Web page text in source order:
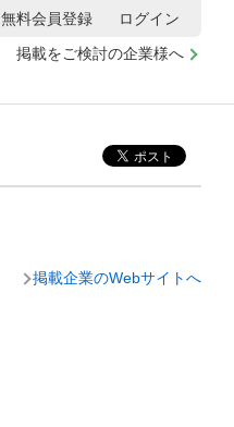
掲載をご検討の企業様へ
無料会員登録 ログイン
掲載企業のWebサイトへ